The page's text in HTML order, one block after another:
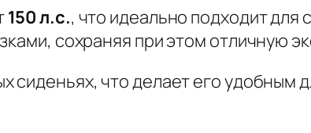
150 л.с., что идеально подходит для
сохраняя при этом отличную
сиденьях, что делает его удобным